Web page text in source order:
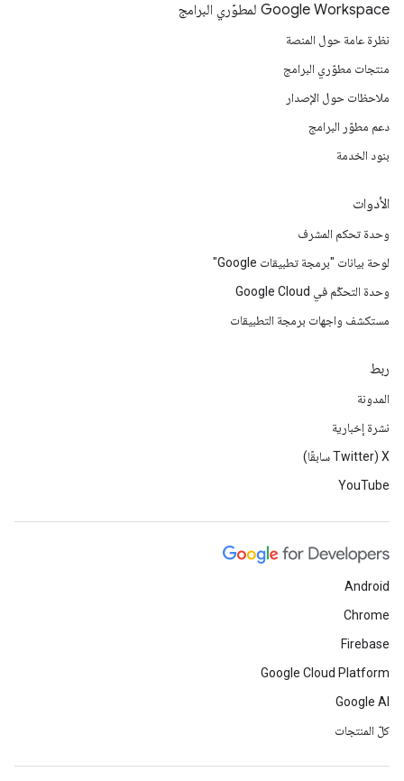
Google Workspace لمطوّري البرامج
نظرة عامة حول المنصة
منتجات مطوّري البرامج
ملاحظات حول الإصدار
دعم مطوّر البرامج
بنود الخدمة
الأدوات
وحدة تحكم المشرف
لوحة بيانات "برمجة تطبيقات Google"
وحدة التحكّم في Google Cloud
مستكشف واجهات برمجة التطبيقات
ربط
المدونة
نشرة إخبارية
‫X ‏(Twitter سابقًا)
YouTube
Android
Chrome
Firebase
Google Cloud Platform
Google AI
كلّ المنتجات